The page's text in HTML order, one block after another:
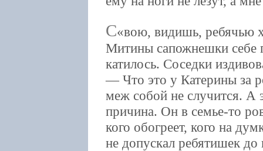
С вою, видишь, ребячью
Митины сапожнешки себе
катилось. Соседки
— Что это у Катерины за
меж собой не случится. А
причина. Он в семье-то
кого обогреет, кого на
не допускал ребятишек